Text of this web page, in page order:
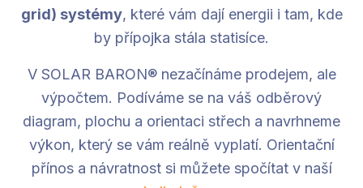
grid) systémy, které vám dají energii i tam, kde
by přípojka stála statisíce.
V SOLAR BARON® nezačínáme prodejem, ale
výpočtem. Podíváme se na váš odběrový
diagram, plochu a orientaci střech a navrhneme
výkon, který se vám reálně vyplatí. Orientační
přínos a návratnost si můžete spočítat v naší